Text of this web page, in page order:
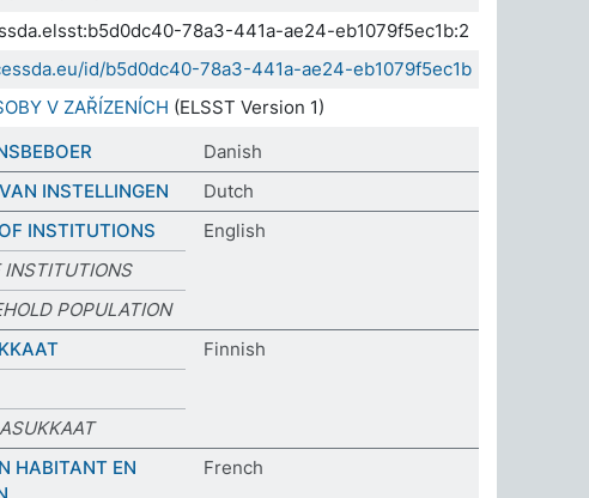
78a3-441a-ae24-eb1079f5ec1b:2
id/b5d0dc40-78a3-441a-ae24-eb1079f5ec1b
V ZAŘÍZENÍCH (ELSST Version 1)
Danish
INSTELLINGEN
Dutch
INSTITUTIONS
English
INSTITUTIONS
POPULATION
Finnish
HABITANT EN
French